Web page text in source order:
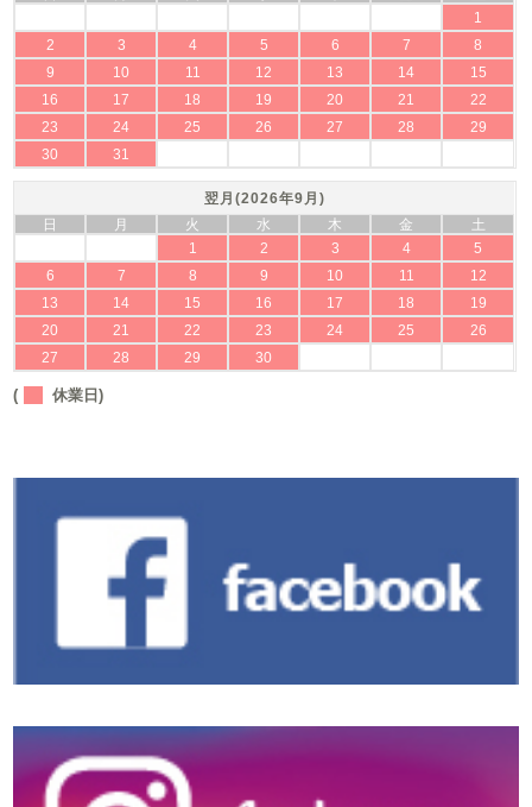
1
2
3 4 5 6 7
8
9
10 11 12 13 14
15
16
17 18 19 20 21
22
23
24 25 26 27 28
29
30
31
翌月(2026年9月)
日
月 火 水 木 金
土
1
2 3 4
5
6
7 8 9 10 11
12
13
14 15 16 17 18
19
20
21 22 23 24 25
26
27
28 29 30
( 休業日)